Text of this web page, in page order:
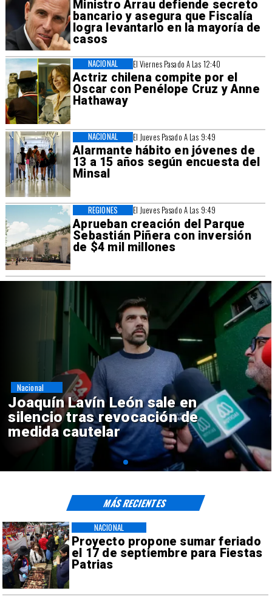
Ministro Arrau defiende secreto
bancario y asegura que Fiscalía
logra levantarlo en la mayoría de
casos
El Viernes Pasado A Las 12:40
Actriz chilena compite por el
Oscar con Penélope Cruz y Anne
Hathaway
NACIONAL
El Jueves Pasado A Las 9:49
Alarmante hábito en jóvenes de
13 a 15 años según encuesta del
Minsal
NACIONAL
El Jueves Pasado A Las 9:49
Aprueban creación del Parque
Sebastián Piñera con inversión
de $4 mil millones
REGIONES
Chile y Venezuela formalizan
reinicio de relaciones
consulares
Nacional
Proyecto propone sumar feriado
el 17 de septiembre para Fiestas
Patrias
NACIONAL
MÁS RECIENTES